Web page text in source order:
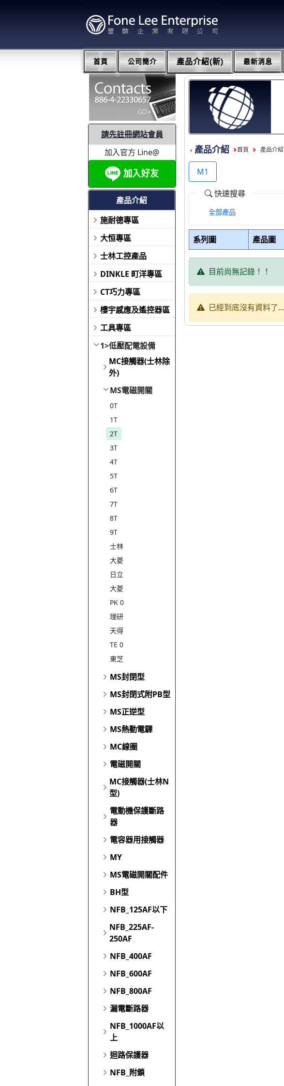
首頁 公司簡介 產品介紹(新) 最新消息
請先註冊網站會員
加入官方 Line@
產品介紹
施耐德專區
大恒專區
士林工控產品
DINKLE 町洋專區
CT巧力專區
樓宇感應及遙控器區
工具專區
1>低壓配電設備
MC接觸器(士林除
外)
MS電磁開關
0T
1T
2T
3T
4T
5T
6T
7T
8T
9T
士林
大菱
日立
大菱
PK 0
理研
天得
TE 0
東芝
MS封閉型
MS封閉式附PB型
MS正逆型
MS熱動電驛
MC線圈
電磁開關
MC接觸器(士林N
型)
電動機保護斷路
器
電容器用接觸器
MY
MS電磁開關配件
BH型
NFB_125AF以下
NFB_225AF-
250AF
NFB_400AF
NFB_600AF
NFB_800AF
漏電斷路器
NFB_1000AF以
上
迴路保護器
NFB_附鎖
產品介紹 首頁 產品介紹
M1
快速搜尋
全部產品
系列圖 產品圖
目前尚無記錄！！
已經到底沒有資料了...